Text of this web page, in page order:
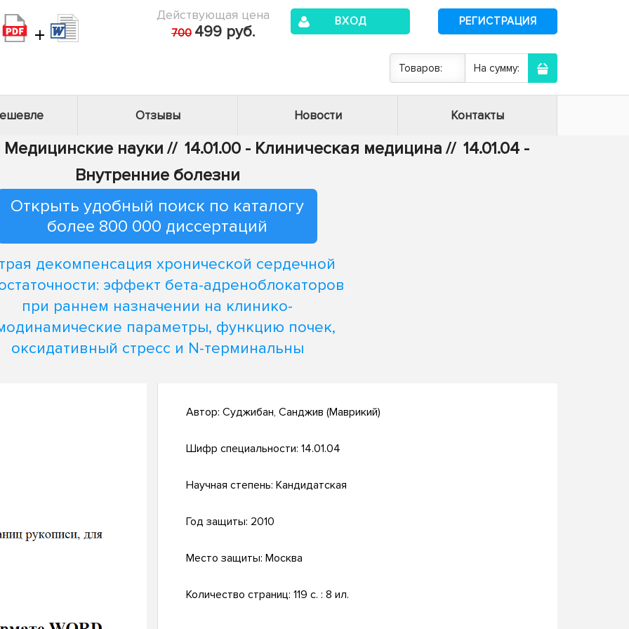
+
Действующая цена
700 499 руб.
ВХОД РЕГИСТРАЦИЯ
Товаров: На сумму:
Отзывы Новости Контакты
Медицинские науки // 14.01.00 - Клиническая медицина // 14.01.04 -
Внутренние болезни
Открыть удобный поиск по каталогу
более 800 000 диссертаций
декомпенсация хронической сердечной
эффект бета-адреноблокаторов
при раннем назначении на клинико-
параметры, функцию почек,
оксидативный стресс и N-терминальны
Автор: Суджибан, Санджив (Маврикий)
Шифр специальности: 14.01.04
Научная степень: Кандидатская
Год защиты: 2010
Место защиты: Москва
Количество страниц: 119 с. : 8 ил.